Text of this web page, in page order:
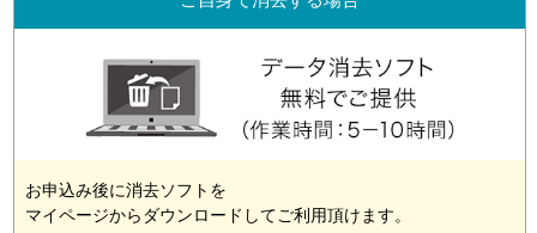
お申込み後に消去ソフトを
マイページからダウンロードしてご利用頂けます。